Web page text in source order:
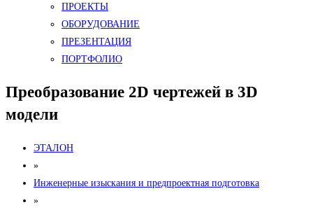
ПРОЕКТЫ
ОБОРУДОВАНИЕ
ПРЕЗЕНТАЦИЯ
ПОРТФОЛИО
Преобразование 2D чертежей в 3D
модели
ЭТАЛОН
»
Инженерные изыскания и предпроектная подготовка
»